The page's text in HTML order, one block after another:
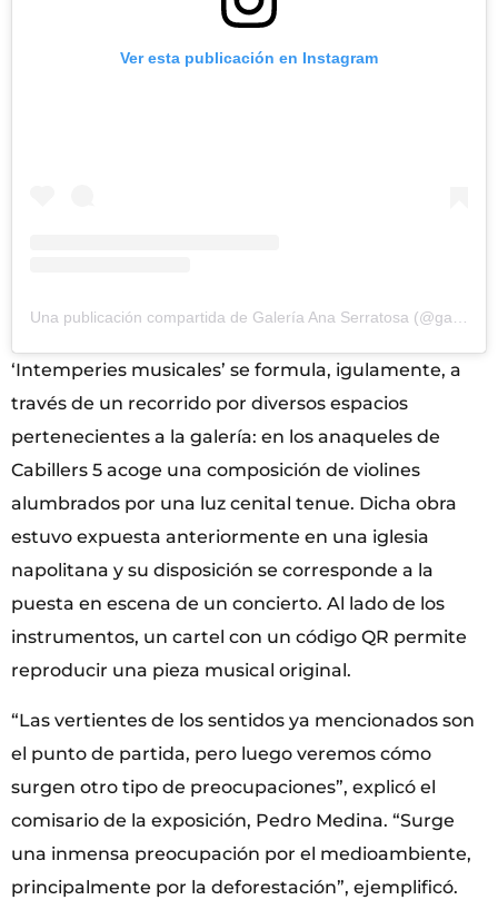
Ver esta publicación en Instagram
‘Intemperies musicales’ se formula, igulamente, a
través de un recorrido por diversos espacios
pertenecientes a la galería: en los anaqueles de
Cabillers 5 acoge una composición de violines
alumbrados por una luz cenital tenue. Dicha obra
estuvo expuesta anteriormente en una iglesia
napolitana y su disposición se corresponde a la
puesta en escena de un concierto. Al lado de los
instrumentos, un cartel con un código QR permite
reproducir una pieza musical original.
“Las vertientes de los sentidos ya mencionados son
el punto de partida, pero luego veremos cómo
surgen otro tipo de preocupaciones”, explicó el
comisario de la exposición, Pedro Medina. “Surge
una inmensa preocupación por el medioambiente,
principalmente por la deforestación”, ejemplificó.